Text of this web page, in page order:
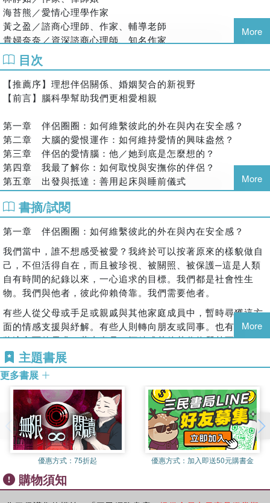
依戀形式：矛盾型依附（艱辛的童年使他認定對方會拒絕他、
離開他）
行為特徵：在關係中容易失去自我，費心討好，需索伴侶的關
注
深層恐懼：害怕自己成為負擔累贅，而被伴侶拋棄
【關係，是兩個大腦的戰爭】
［第1階段：杏仁核］
說出「我們可以談一談嗎？」，你大腦裡的杏仁核就響起紅色
警戒。依戀形式。
［第2階段：下視丘］
你選擇要反擊吵架、逃避問題或是冷處理？這時，大腦化學物
質開始釋放，下視丘指示腦下垂體與腎上腺釋放壓力荷爾蒙皮
質醇到全身。
［第3階段：沉默迷走神經］
全面開戰！沉默迷走神經對壓力情境做出反應，減緩心血管與
呼吸系統的運作。「你又來了！」「你為什麼總是扭曲我的意
思？」「我什麼時候說過這樣的話！」「我的意思是說⋯⋯」
［第4階段：聰明迷走神經］
決定和解！聰明迷走神經透過心血管與呼吸道系統的趨緩，發
揮鎮定效果。即便衝突已爆發，若雙方當下都能適度調整呼
吸，就可停止持續擴大的大腦連鎖反應。
◎創造你們的「伴侶圈圈」，將雙方的人身安全與內在安全感
視為首務
◎按照對方的需要，而非單憑自己的想法去滿足對方
◎認識你和伴侶大腦中的「內在原始人」（人類求存本能）
◎覺察你們之間的關係模式：是錨定型、孤島型、或浪潮型？
◎熟知伴侶最脆弱之處，並懂得如何彼此取悅、互相安撫
◎對忙碌的伴侶，更要善用就寢前與起床時的陪伴時光
◎「你永遠可以告訴我任何事情！」成為彼此最首要的諮詢者
◎不要去逃避介入關係的其他人或第三者
◎學會「健康的吵架」這門學問，衝突是為了更深的連結
《當下說不的力量》、《正念生活，從年輕到年老等書》等
書。
海苔熊／愛情心理學作家
黃之盈／諮商心理師、作家、輔導老師
貴婦奈奈／資深諮商心理師、知名作家
蘇益賢／臨床心理師
（以上依姓氏筆劃排列）
【各界讚譽】
「想知道『我的他/她』到底在想/吵什麼嗎？除了大唱『沒那
麼簡單』之外，還有別的做法。透過本書，學習依附關係、安
全感概念，還有一點關於大腦的小知識，搞懂彼此、因愛相連
將不再困難。」
——蘇益賢，臨床心理師
「這本書以最先進的腦科學理論為基礎……告訴我們：如何避
意的神經循環系統。真是精彩絕倫。」
——瑞克．韓森（Rick Hanson）博士，《像佛陀一樣快樂》
作者
「如果你在一段親密關係裡感覺迷惘、失落或孤單，不要拖
延，即刻閱讀這本書。你將從混亂失序與痛苦中，找到一條出
路。這是引領你走出挫折與缺乏安全感的地圖。」
——彼得．皮爾森（Peter Pearson）博士，婚姻諮商專家
「閱讀史丹．塔特金的書，會使你忍不住想要親臨現場，接受
他的諮商輔導。⋯⋯帶領我們深入戰鬥力十足的人類大腦，在
——埃絲特．沛瑞爾（Esther Perel），家族與婚姻心理師
「你將從這本書發掘好多改善親密關係的新途徑，使你乏善可
陳的關係死灰復燃，同時終止不必要的衝突。史丹．塔特金無
疑是當代婚姻諮商領域裡，最具創新思想的大師之一。」
——埃琳．巴德（Ellyn Bader）博士，《別對我撒謊》（Tell
Me No Lies）作者
「我很享受閱讀這本書。在心理諮商的專業上，我從中學到許
諮商圖書館，都該放一本。」
More
目次
【推薦序】理想伴侶關係、婚姻契合的新視野
【前言】腦科學幫助我們更相愛相親
第一章 伴侶圈圈：如何維繫彼此的外在與內在安全感？
第二章 大腦的愛恨運作：如何維持愛情的興味盎然？
第三章 伴侶的愛情腦：他／她到底是怎麼想的？
第四章 我最了解你：如何取悅與安撫你的伴侶？
第五章 出發與抵達：善用起床與睡前儀式
第六章 誰是你的第一選擇：如何互相效勞，隨時待命？
第七章 保護伴侶圈圈：如何含括伴侶之外的人？
第八章 健康的衝突：如何達到雙贏？
第九章 凝視的力量：透過目光接觸來重燃愛火
第十章 幸福的人生：好的伴侶關係讓你身體更健康
【活化親密關係的27個練習索引】
練習1：你和伴侶有多親近？
練習2：「伴侶圈圈」問題探測器
練習3：發掘你的「內在原始人」
練習4：覺察自己說話的聲調和語氣
練習5：當「內在原始人」遇見「內在大使」
練習6：回顧童年
練習7：你或伴侶是「錨定型」嗎？
練習8：你或伴侶是「孤島型」嗎？
練習9：你或伴侶是「浪潮型」嗎？
練習10：你最介意的是什麼事？
練習11：你的伴侶最介意的是什麼事？
練習12：如何激勵你的伴侶？
練習13：「來演我」的遊戲
練習14：一週「啟程與降落」的練習
練習15：制定「歡迎回家」的儀式
練習16：誰是你童年時尋求的諮詢者？
More
書摘/試閱
第一章 伴侶圈圈：如何維繫彼此的外在與內在安全感？
我們當中，誰不想感受被愛？我終於可以按著原來的樣貌做自
己，不但活得自在，而且被珍視、被關照、被保護─這是人類
自有時間的紀錄以來，一心追求的目標。我們都是社會性生
物。我們與他者，彼此仰賴倚靠。我們需要他者。
有些人從父母或手足或親戚與其他家庭成員中，暫時尋獲這方
面的情感支援與紓解。有些人則轉向朋友或同事。也有一些人
將這方面的需求，藉由毒品、酒精或其他替代物質甚至其他活
動來獲得滿足，只為讓自己感覺活著，感覺被需要、被滿足，
被讚賞或被安撫。也有一些人將這方面的需要，轉向追求個人
內在成長的課程與講座，或甚至尋求心理治療。有些人則全情
投入於工作，或將焦點放在個人興趣的開發。不管是哪一種出
路，可能是以正向、健康的途徑，也或許有些方式不太體面─
無論如何，我們汲汲營營地尋找的盡是自己的安全地帶。
這份渴望安全地帶的需求，是人類之所以想望在一起、成雙配
對的其中一個理由。然而，所謂伴侶─不論是愛情關係或帶著
承諾的友情─經常在各種惡劣與敵對能量的環境下，無法將對
方視為共進退的良師益友。他們錯過了為彼此營造溫暖的家、
More
主題書展
更多書展
優惠方式： 75折起 優惠方式： 加入即送50元購書金
購物須知